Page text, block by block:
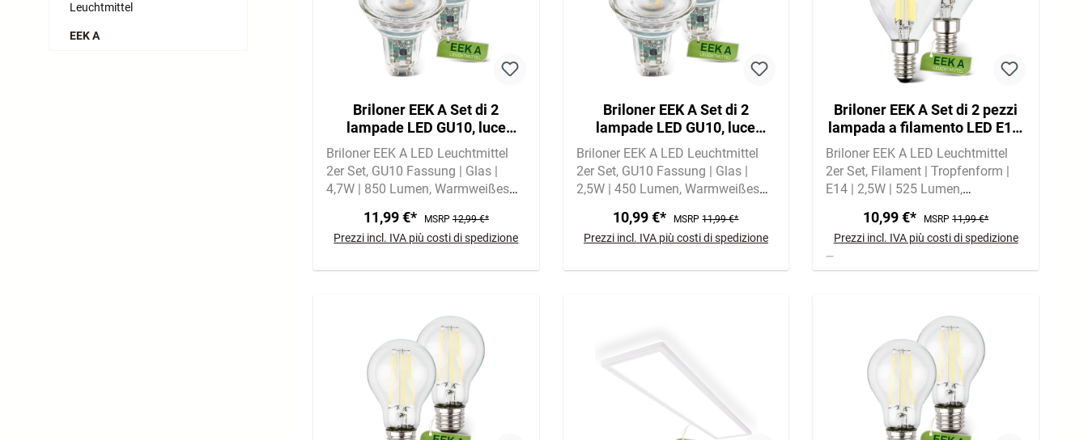
Leuchtmittel
EEK A
Briloner EEK A Set di 2
lampade LED GU10, luce
bianca calda, vetro
Briloner EEK A LED Leuchtmittel
2er Set GU10 Fassung | Glas |
4,7W | 850 Lumen Warmweißes
11,99 €* MSRP12,99 €*
Prezzi incl. IVA più costi di spedizione
Briloner EEK A Set di 2
lampade LED GU10, luce
bianca calda, vetro
Briloner EEK A LED Leuchtmittel
2er Set GU10 Fassung | Glas |
2,5W | 450 Lumen Warmweißes
10,99 €* MSRP11,99 €*
Prezzi incl. IVA più costi di spedizione
Briloner EEK A Set di 2 pezzi
lampada a filamento LED E14,
luce bianca calda, gocciolina
Briloner EEK A LED Leuchtmittel
2er Set Filament | Tropfenform |
E14 | 2,5W | 525 Lumen
10,99 €* MSRP11,99 €*
Prezzi incl. IVA più costi di spedizione